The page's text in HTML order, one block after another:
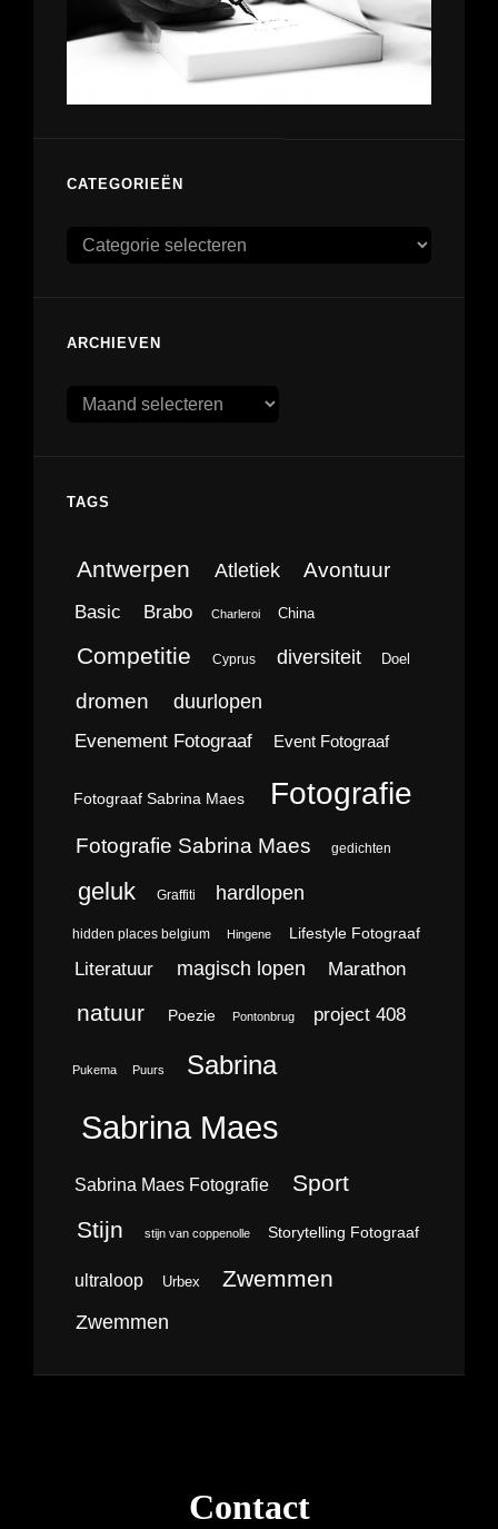
CATEGORIEËN
Categorieën
ARCHIEVEN
Archieven
TAGS
Antwerpen Atletiek Avontuur
Basic Brabo Charleroi China
Competitie Cyprus diversiteit Doel
dromen duurlopen
Evenement Fotograaf Event Fotograaf
Fotograaf Sabrina Maes Fotografie
Fotografie Sabrina Maes gedichten
geluk Graffiti hardlopen
hidden places belgium Hingene Lifestyle Fotograaf
Literatuur magisch lopen Marathon
natuur Poezie Pontonbrug project 408
Pukema Puurs Sabrina
Sabrina Maes
Sabrina Maes Fotografie Sport
Stijn stijn van coppenolle Storytelling Fotograaf
ultraloop Urbex Zwemmen
Zwemmen
Contact